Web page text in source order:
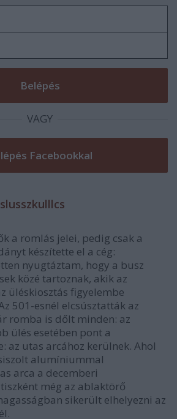
VAGY
a romlás jelei, pedig csak a
készítette el a cég:
nyugtáztam, hogy a busz
közé tartoznak, akik az
üléskiosztás figyelembe
501-esnél elcsúsztatták az
romba is dőlt minden: az
ülés esetében pont a
az utas arcához kerülnek. Ahol
alumíniummal
arca a decemberi
még az ablaktörő
sikerült elhelyezni az